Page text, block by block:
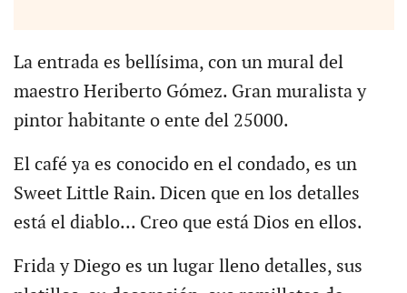
La entrada es bellísima, con un mural del
maestro Heriberto Gómez. Gran muralista y
pintor habitante o ente del 25000.
El café ya es conocido en el condado, es un
Sweet Little Rain. Dicen que en los detalles
está el diablo... Creo que está Dios en ellos.
Frida y Diego es un lugar lleno detalles, sus